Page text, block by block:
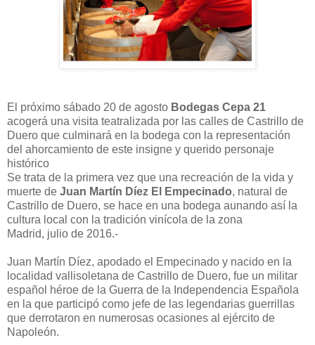
El próximo sábado 20 de agosto Bodegas Cepa 21
acogerá una visita teatralizada por las calles de Castrillo de
Duero que culminará en la bodega con la representación
del ahorcamiento de este insigne y querido personaje
histórico
Se trata de la primera vez que una recreación de la vida y
muerte de Juan Martín Díez El Empecinado, natural de
Castrillo de Duero, se hace en una bodega aunando así la
cultura local con la tradición vinícola de la zona
Madrid, julio de 2016.-
Juan Martín Díez, apodado el Empecinado y nacido en la
localidad vallisoletana de Castrillo de Duero, fue un militar
español héroe de la Guerra de la Independencia Española
en la que participó como jefe de las legendarias guerrillas
que derrotaron en numerosas ocasiones al ejército de
Napoleón.